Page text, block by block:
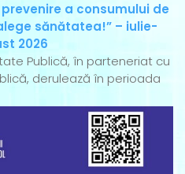
a consumului de
sănătatea!” – iulie-
2026
Publică, în parteneriat cu
derulează în perioada